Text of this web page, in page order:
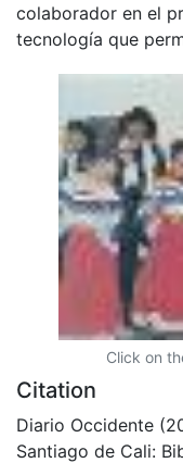
colaborador en el
tecnología que
Click on
Citation
Diario Occidente
Santiago de Cali: